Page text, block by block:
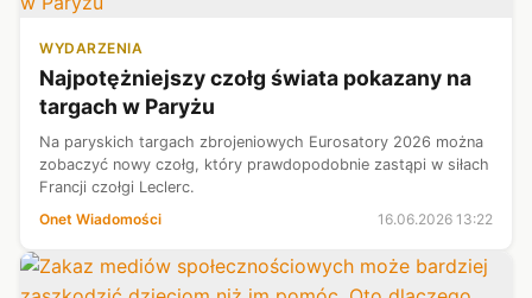
WYDARZENIA
Najpotężniejszy czołg świata pokazany na
targach w Paryżu
Na paryskich targach zbrojeniowych Eurosatory 2026 można
zobaczyć nowy czołg, który prawdopodobnie zastąpi w siłach
Francji czołgi Leclerc.
Onet Wiadomości
16.06.2026 13:22